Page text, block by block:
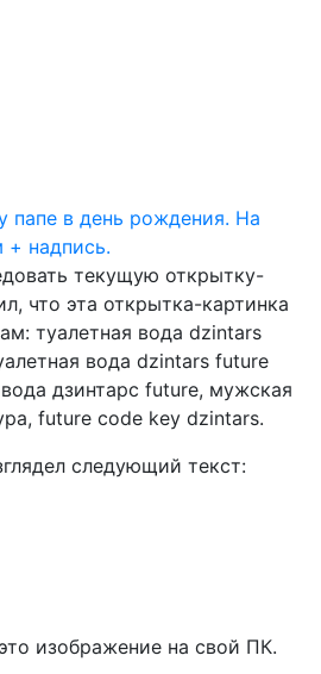
текущую открытку-
что эта открытка-картинка
туалетная вода dzintars
вода dzintars future
дзинтарс future, мужская
future code key dzintars.
следующий текст:
изображение на свой ПК.